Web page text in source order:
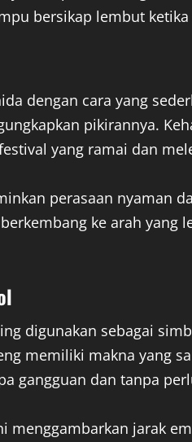
bersikap lembut
dengan cara yang
pikirannya.
yang ramai dan
perasaan nyaman
ke arah yang
digunakan sebagai
memiliki makna yang
gangguan dan tanpa
menggambarkan jarak